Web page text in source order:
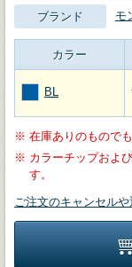
ブランド モ
カラー
BL
※ 在庫ありのもので
※ カラーチップおよ
す。
ご注文のキャンセル